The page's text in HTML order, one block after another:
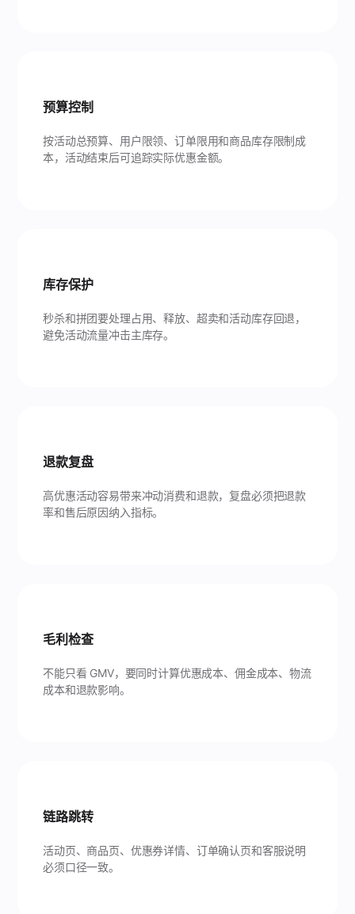
预算控制
按活动总预算、用户限领、订单限用和商品库存限制成
本，活动结束后可追踪实际优惠金额。
库存保护
秒杀和拼团要处理占用、释放、超卖和活动库存回退，
避免活动流量冲击主库存。
退款复盘
高优惠活动容易带来冲动消费和退款，复盘必须把退款
率和售后原因纳入指标。
毛利检查
不能只看 GMV，要同时计算优惠成本、佣金成本、物流
成本和退款影响。
链路跳转
活动页、商品页、优惠券详情、订单确认页和客服说明
必须口径一致。